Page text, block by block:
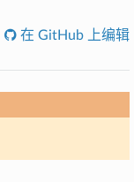
在 GitHub 上编辑